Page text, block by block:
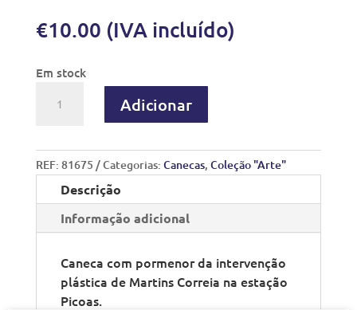
€10.00 (IVA incluído)
Em stock
Adicionar
REF: 81675 Categorias: Canecas, Coleção "Arte"
Descrição
Informação adicional
Caneca com pormenor da intervenção
plástica de Martins Correia na estação
Picoas.